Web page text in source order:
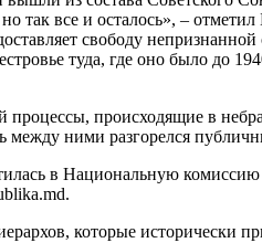
все и осталось», – отметил
свободу непризнанной
туда, где оно было до
происходящие в
между ними разгорелся
в Национальную комиссию
которые исторически